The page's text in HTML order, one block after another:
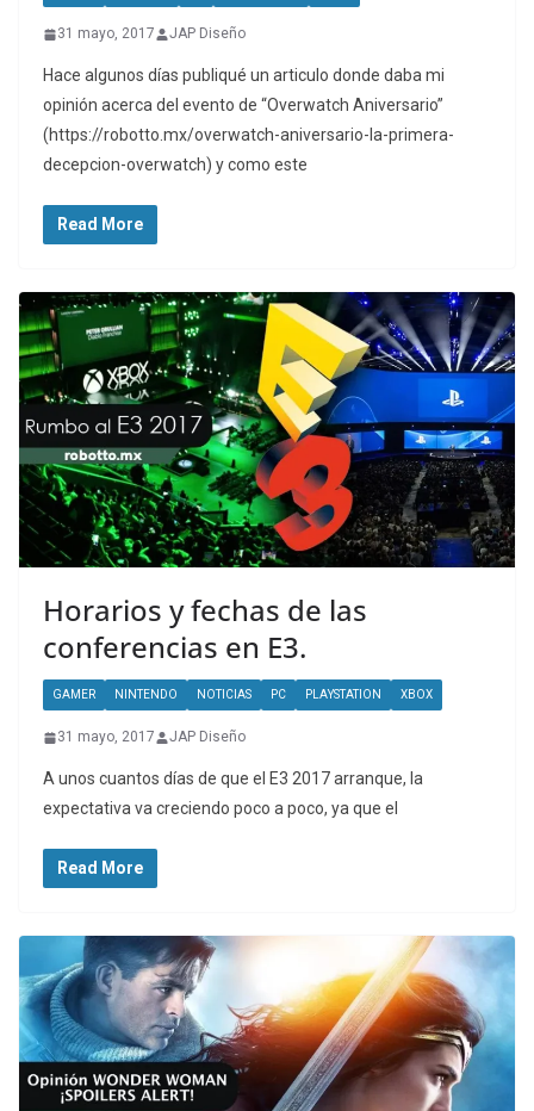
31 mayo, 2017 JAP Diseño
Hace algunos días publiqué un articulo donde daba mi
opinión acerca del evento de “Overwatch Aniversario”
(https://robotto.mx/overwatch-aniversario-la-primera-
decepcion-overwatch) y como este
Read More
Horarios y fechas de las
conferencias en E3.
GAMER NINTENDO NOTICIAS PC PLAYSTATION XBOX
31 mayo, 2017 JAP Diseño
A unos cuantos días de que el E3 2017 arranque, la
expectativa va creciendo poco a poco, ya que el
Read More